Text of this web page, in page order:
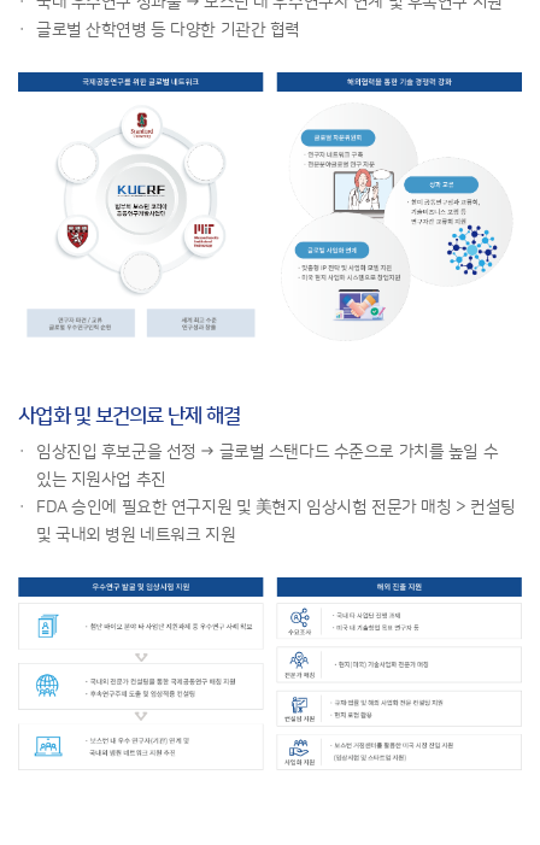
글로벌 산학연병 등 다양한 기관간 협력
사업화 및 보건의료 난제 해결
임상진입 후보군을 선정 → 글로벌 스탠다드 수준으로 가치를 높일 수
있는 지원사업 추진
FDA 승인에 필요한 연구지원 및 美현지 임상시험 전문가 매칭 > 컨설팅
및 국내외 병원 네트워크 지원